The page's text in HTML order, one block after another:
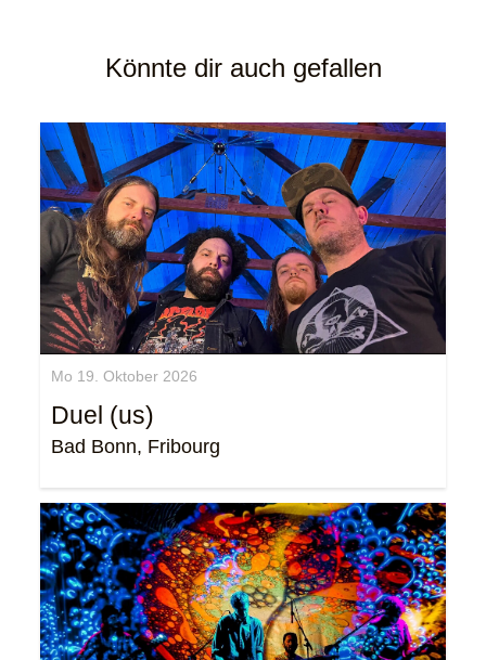
Könnte dir auch gefallen
Mo 19. Oktober 2026
Duel (us)
Bad Bonn, Fribourg